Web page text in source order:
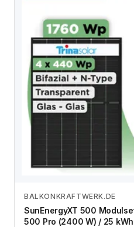
Zum
BALKONKRAFTWERK.DE
SunEnergyXT 500
500 Pro (2400 W) / 25